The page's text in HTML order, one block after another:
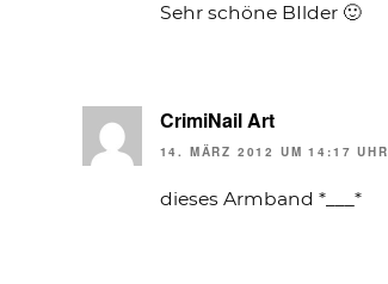
Sehr schöne BIlder 🙂
CrimiNail Art
14. MÄRZ 2012 UM 14:17 UHR
dieses Armband *___*